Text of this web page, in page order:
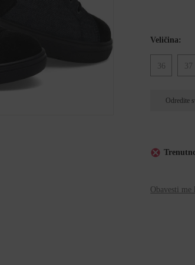
Veličina:
36 37
Odredite
Obavesti me